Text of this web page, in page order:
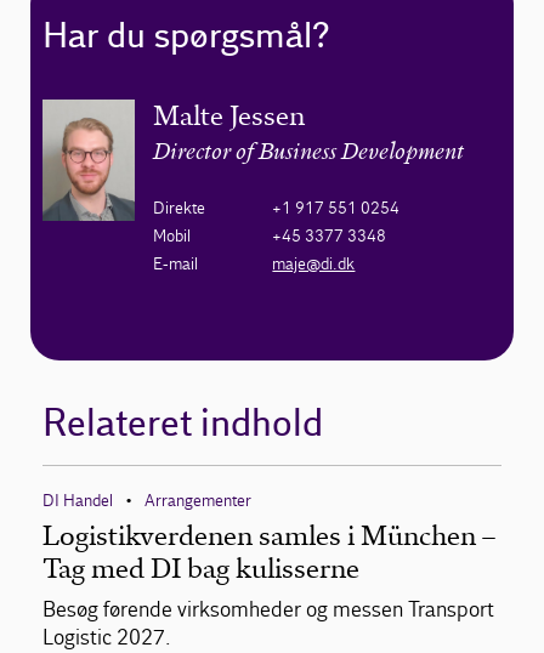
Har du spørgsmål?
Malte Jessen
Director of Business Development
Direkte
+1 917 551 0254
Mobil
+45 3377 3348
E-mail
maje@di.dk
Relateret indhold
DI Handel • Arrangementer
Logistikverdenen samles i München –
Tag med DI bag kulisserne
Besøg førende virksomheder og messen Transport
Logistic 2027.